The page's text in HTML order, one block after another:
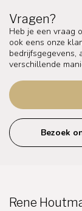
Vragen?
Heb je een vraag
ook eens onze
bedrijfsgegevens,
verschillende
Bezoek
Rene